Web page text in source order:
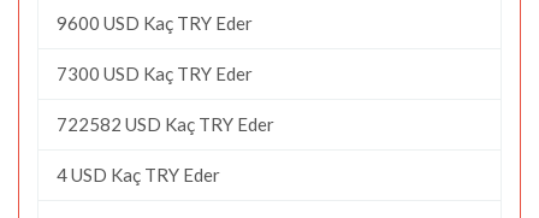
9600 USD Kaç TRY Eder
7300 USD Kaç TRY Eder
722582 USD Kaç TRY Eder
4 USD Kaç TRY Eder